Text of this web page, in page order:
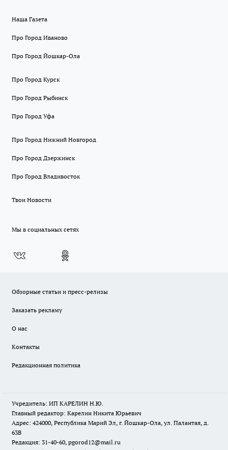
Наша Газета
Про Город Иваново
Про Город Йошкар-Ола
Про Город Курск
Про Город Рыбинск
Про Город Уфа
Про Город Нижний Новгород
Про Город Дзержинск
Про Город Владивосток
Твои Новости
Мы в социальных сетях
Обзорные статьи и пресс-релизы
Заказать рекламу
О нас
Контакты
Редакционная политика
Учредитель: ИП КАРЕЛИН Н.Ю.
Главный редактор: Карелин Никита Юрьевич
Адрес: 424000, Республика Марий Эл, г. Йошкар-Ола, ул. Палантая, д.
63В
Редакция: 31-40-60, pgorod12@mail.ru